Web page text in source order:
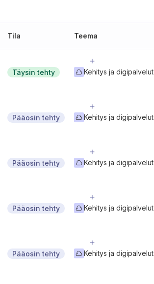
Tila Teema
Täysin tehty Kehitys ja digipalvelut
Pääosin tehty Kehitys ja digipalvelut
Pääosin tehty Kehitys ja digipalvelut
Pääosin tehty Kehitys ja digipalvelut
Pääosin tehty Kehitys ja digipalvelut